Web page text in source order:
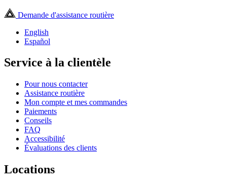
Demande d'assistance routière
English
Español
Service à la clientèle
Pour nous contacter
Assistance routière
Mon compte et mes commandes
Paiements
Conseils
FAQ
Accessibilité
Évaluations des clients
Locations